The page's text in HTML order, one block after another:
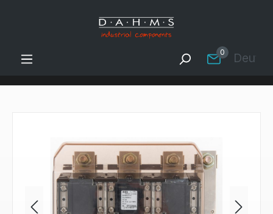
Zum Hauptinhalt springen
0
Bildergalerie überspringen